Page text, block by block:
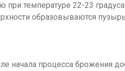
при температуре 22-23
образовываются
начала процесса брожения